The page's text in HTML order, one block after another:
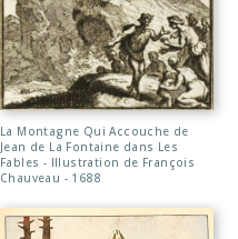
La Montagne Qui Accouche de
Jean de La Fontaine dans Les
Fables - Illustration de François
Chauveau - 1688